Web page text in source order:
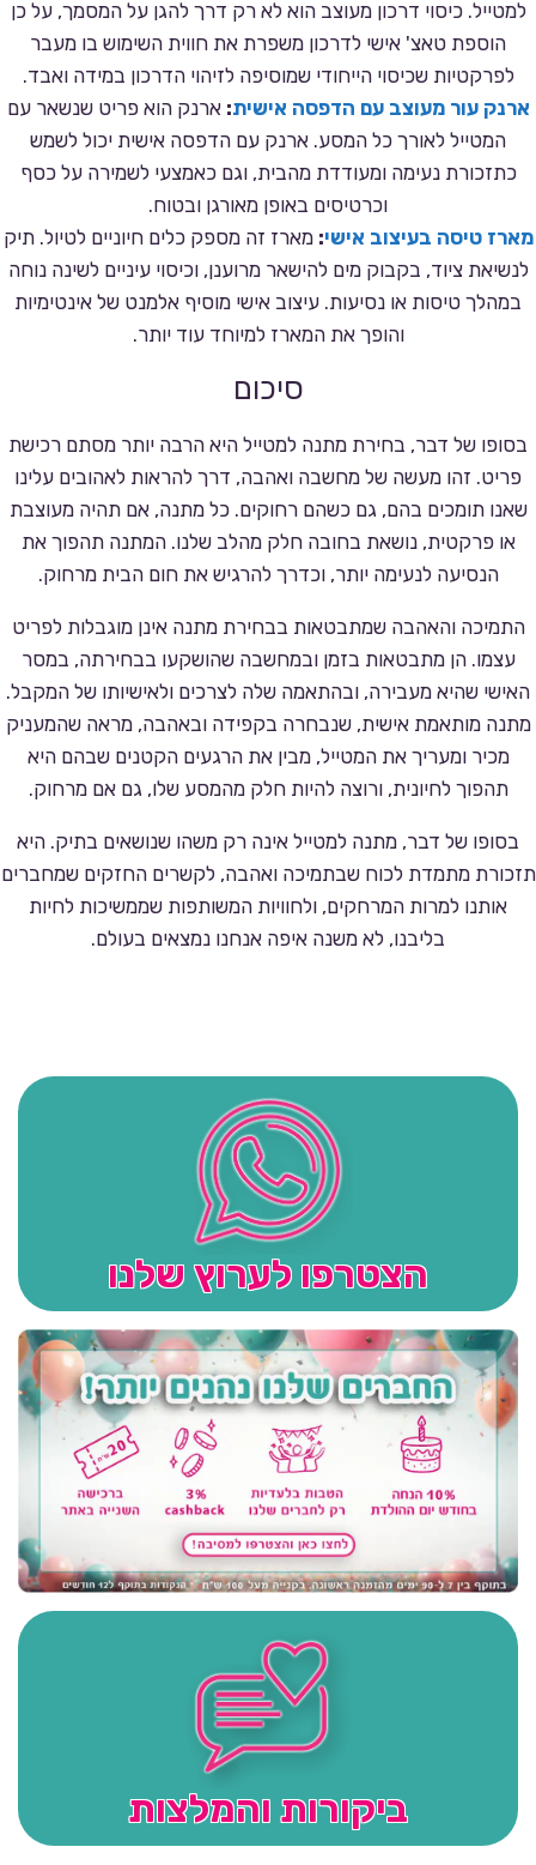
למטייל. כיסוי דרכון מעוצב הוא לא רק דרך להגן על המסמך, על כן
הוספת טאצ' אישי לדרכון משפרת את חווית השימוש בו מעבר
לפרקטיות שכיסוי הייחודי שמוסיפה לזיהוי הדרכון במידה ואבד.
ארנק עור מעוצב עם הדפסה אישית: ארנק הוא פריט שנשאר עם
המטייל לאורך כל המסע. ארנק עם הדפסה אישית יכול לשמש
כתזכורת נעימה ומעודדת מהבית, וגם כאמצעי לשמירה על כסף
וכרטיסים באופן מאורגן ובטוח.
מארז טיסה בעיצוב אישי: מארז זה מספק כלים חיוניים לטיול. תיק
לנשיאת ציוד, בקבוק מים להישאר מרוענן, וכיסוי עיניים לשינה נוחה
במהלך טיסות או נסיעות. עיצוב אישי מוסיף אלמנט של אינטימיות
והופך את המארז למיוחד עוד יותר.
סיכום
בסופו של דבר, בחירת מתנה למטייל היא הרבה יותר מסתם רכישת
פריט. זהו מעשה של מחשבה ואהבה, דרך להראות לאהובים עלינו
שאנו תומכים בהם, גם כשהם רחוקים. כל מתנה, אם תהיה מעוצבת
או פרקטית, נושאת בחובה חלק מהלב שלנו. המתנה תהפוך את
הנסיעה לנעימה יותר, וכדרך להרגיש את חום הבית מרחוק.
התמיכה והאהבה שמתבטאות בבחירת מתנה אינן מוגבלות לפריט
עצמו. הן מתבטאות בזמן ובמחשבה שהושקעו בבחירתה, במסר
האישי שהיא מעבירה, ובהתאמה שלה לצרכים ולאישיותו של המקבל.
מתנה מותאמת אישית, שנבחרה בקפידה ובאהבה, מראה שהמעניק
מכיר ומעריך את המטייל, מבין את הרגעים הקטנים שבהם היא
תהפוך לחיונית, ורוצה להיות חלק מהמסע שלו, גם אם מרחוק.
בסופו של דבר, מתנה למטייל אינה רק משהו שנושאים בתיק. היא
תזכורת מתמדת לכוח שבתמיכה ואהבה, לקשרים החזקים שמחברים
אותנו למרות המרחקים, ולחוויות המשותפות שממשיכות לחיות
בליבנו, לא משנה איפה אנחנו נמצאים בעולם.
הצטרפו לערוץ שלנו
ביקורות והמלצות